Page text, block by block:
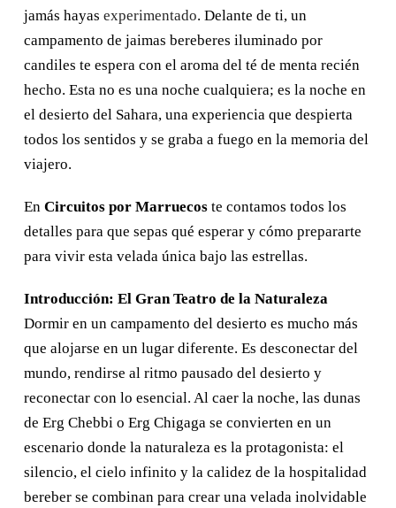
Viaje de 4 dias desde Marrakech a Fes
Viaje de 6 dias desde Marrakech
7 dias en Marruecos desde Marrakech
Viaje de 7 dias desde Marrakech
Tour de 12 días por el desierto desde
Marrakech
Ruta de 3 dias al desierto desde Fez a
Merzouga
Ruta de 3 dias al desierto desde Fez a
Marrakech
Ruta de 4 dias desde Fez a Marrakech
Ruta de 5 dias desde Fez a Marrakech
Ruta de 6 dias desde Fez a Marrakech
Ruta de 7 dias en Marruecos desde Fez
Ruta de 10 dias al desierto desde Fez a
Marrakech
Ruta desde Errachidia
jamás hayas experimentado. Delante de ti, un
campamento de jaimas bereberes iluminado por
candiles te espera con el aroma del té de menta recién
hecho. Esta no es una noche cualquiera; es la noche en
el desierto del Sahara, una experiencia que despierta
todos los sentidos y se graba a fuego en la memoria del
viajero.
En Circuitos por Marruecos te contamos todos los
detalles para que sepas qué esperar y cómo prepararte
para vivir esta velada única bajo las estrellas.
Introducción: El Gran Teatro de la Naturaleza
Dormir en un campamento del desierto es mucho más
que alojarse en un lugar diferente. Es desconectar del
mundo, rendirse al ritmo pausado del desierto y
reconectar con lo esencial. Al caer la noche, las dunas
de Erg Chebbi o Erg Chigaga se convierten en un
escenario donde la naturaleza es la protagonista: el
silencio, el cielo infinito y la calidez de la hospitalidad
bereber se combinan para crear una velada inolvidable